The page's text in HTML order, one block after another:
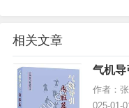
相关文章
气机导
网盘资
作者：
025-01-